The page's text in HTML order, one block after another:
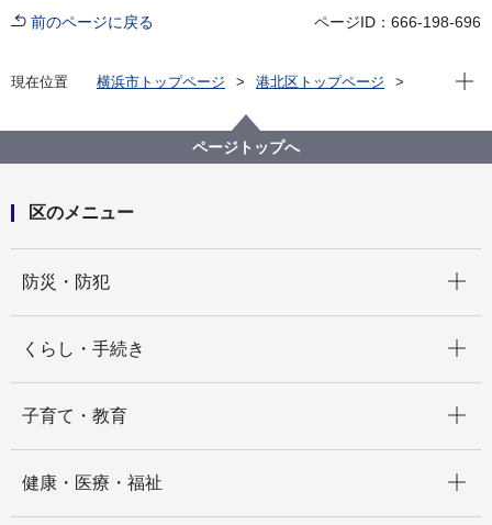
前のページに戻る ページID：666-198-696
現在位置 横浜市トップページ
港北区トップページ
台風や大雨等の際に開設される避難場所について
現在
ページトップへ
区のメニュー
防災・防犯
くらし・手続き
子育て・教育
健康・医療・福祉